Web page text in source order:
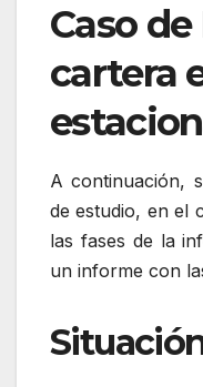
Caso
cartera
A continuación,
de estudio, en el
las fases de la
un informe con